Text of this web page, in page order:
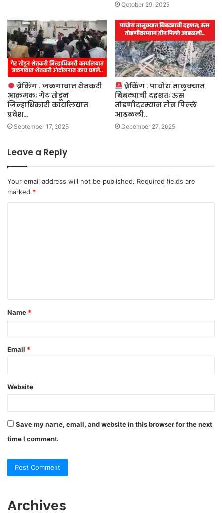
October 29, 2025
ब्रेकिंग : जळगावात शेतकरी
आक्रमक; गेट तोडून
जिल्हाधिकारी कार्यालयात
प्रवेश…
September 17, 2025
ब्रेकिंग : पाचोरा तालुक्यात
बिबट्याची दहशत; ऊस
तोडणीदरम्यान तीन पिल्ले
आढळली..
December 27, 2025
Leave a Reply
Your email address will not be published. Required fields are
marked *
t
*
Name *
Email *
Website
Save my name, email, and website in this browser for the next
time I comment.
Archives